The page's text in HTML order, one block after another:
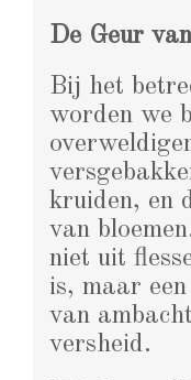
De Geur
Bij het
worden we
kruiden, en
van
niet uit
is, maar
van
versheid.